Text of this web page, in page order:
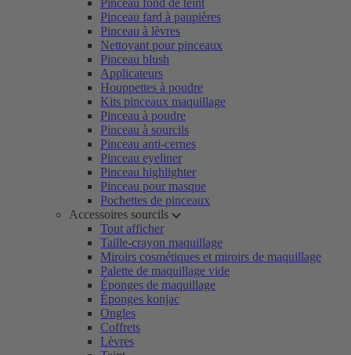
Pinceau fond de teint
Pinceau fard à paupières
Pinceau à lèvres
Nettoyant pour pinceaux
Pinceau blush
Applicateurs
Houppettes à poudre
Kits pinceaux maquillage
Pinceau à poudre
Pinceau à sourcils
Pinceau anti-cernes
Pinceau eyeliner
Pinceau highlighter
Pinceau pour masque
Pochettes de pinceaux
Accessoires sourcils
Tout afficher
Taille-crayon maquillage
Miroirs cosmétiques et miroirs de maquillage
Palette de maquillage vide
Éponges de maquillage
Éponges konjac
Ongles
Coffrets
Lèvres